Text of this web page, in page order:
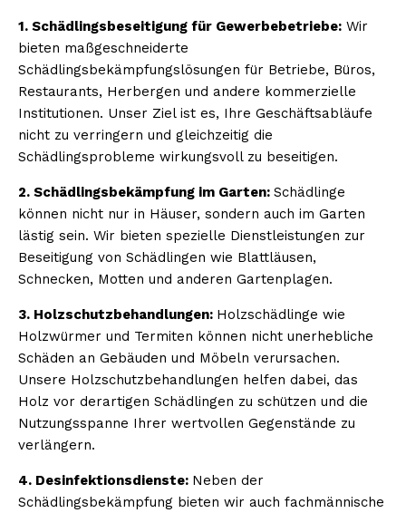
1. Schädlingsbeseitigung für Gewerbebetriebe: Wir
bieten maßgeschneiderte
Schädlingsbekämpfungslösungen für Betriebe, Büros,
Restaurants, Herbergen und andere kommerzielle
Institutionen. Unser Ziel ist es, Ihre Geschäftsabläufe
nicht zu verringern und gleichzeitig die
Schädlingsprobleme wirkungsvoll zu beseitigen.
2. Schädlingsbekämpfung im Garten: Schädlinge
können nicht nur in Häuser, sondern auch im Garten
lästig sein. Wir bieten spezielle Dienstleistungen zur
Beseitigung von Schädlingen wie Blattläusen,
Schnecken, Motten und anderen Gartenplagen.
3. Holzschutzbehandlungen: Holzschädlinge wie
Holzwürmer und Termiten können nicht unerhebliche
Schäden an Gebäuden und Möbeln verursachen.
Unsere Holzschutzbehandlungen helfen dabei, das
Holz vor derartigen Schädlingen zu schützen und die
Nutzungsspanne Ihrer wertvollen Gegenstände zu
verlängern.
4. Desinfektionsdienste: Neben der
Schädlingsbekämpfung bieten wir auch fachmännische